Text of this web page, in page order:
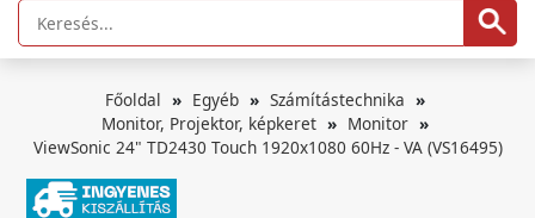
Főoldal Egyéb
Számítástechnika
Monitor, Projektor, képkeret
Monitor
ViewSonic 24" TD2430 Touch 1920x1080 60Hz - VA (VS16495)